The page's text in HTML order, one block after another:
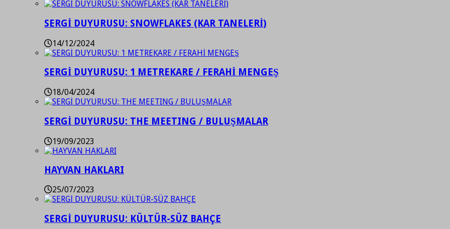
SERGİ DUYURUSU: SNOWFLAKES (KAR TANELERİ)
14/12/2024
SERGİ DUYURUSU: 1 METREKARE / FERAHİ MENGEŞ
18/04/2024
SERGİ DUYURUSU: THE MEETING / BULUŞMALAR
19/09/2023
HAYVAN HAKLARI
25/07/2023
SERGİ DUYURUSU: KÜLTÜR-SÜZ BAHÇE